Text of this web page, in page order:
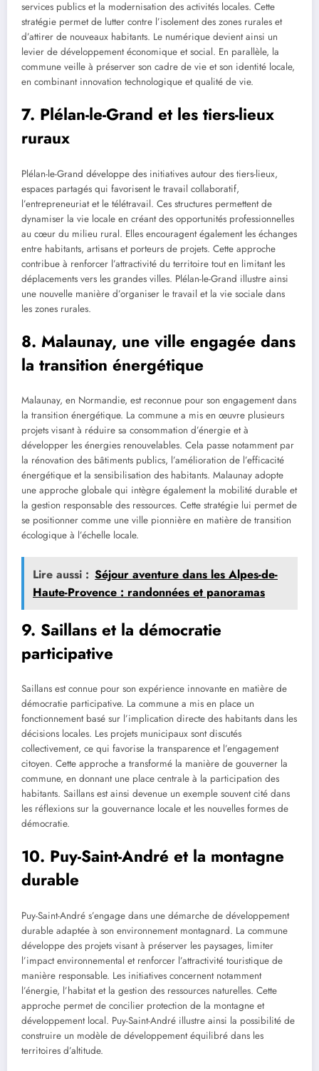
services publics et la modernisation des activités locales. Cette
stratégie permet de lutter contre l’isolement des zones rurales et
d’attirer de nouveaux habitants. Le numérique devient ainsi un
levier de développement économique et social. En parallèle, la
commune veille à préserver son cadre de vie et son identité locale,
en combinant innovation technologique et qualité de vie.
7. Plélan-le-Grand et les tiers-lieux
ruraux
Plélan-le-Grand développe des initiatives autour des tiers-lieux,
espaces partagés qui favorisent le travail collaboratif,
l’entrepreneuriat et le télétravail. Ces structures permettent de
dynamiser la vie locale en créant des opportunités professionnelles
au cœur du milieu rural. Elles encouragent également les échanges
entre habitants, artisans et porteurs de projets. Cette approche
contribue à renforcer l’attractivité du territoire tout en limitant les
déplacements vers les grandes villes. Plélan-le-Grand illustre ainsi
une nouvelle manière d’organiser le travail et la vie sociale dans
les zones rurales.
8. Malaunay, une ville engagée dans
la transition énergétique
Malaunay, en Normandie, est reconnue pour son engagement dans
la transition énergétique. La commune a mis en œuvre plusieurs
projets visant à réduire sa consommation d’énergie et à
développer les énergies renouvelables. Cela passe notamment par
la rénovation des bâtiments publics, l’amélioration de l’efficacité
énergétique et la sensibilisation des habitants. Malaunay adopte
une approche globale qui intègre également la mobilité durable et
la gestion responsable des ressources. Cette stratégie lui permet de
se positionner comme une ville pionnière en matière de transition
écologique à l’échelle locale.
Lire aussi : Séjour aventure dans les Alpes-de-
Haute-Provence : randonnées et panoramas
9. Saillans et la démocratie
participative
Saillans est connue pour son expérience innovante en matière de
démocratie participative. La commune a mis en place un
fonctionnement basé sur l’implication directe des habitants dans les
décisions locales. Les projets municipaux sont discutés
collectivement, ce qui favorise la transparence et l’engagement
citoyen. Cette approche a transformé la manière de gouverner la
commune, en donnant une place centrale à la participation des
habitants. Saillans est ainsi devenue un exemple souvent cité dans
les réflexions sur la gouvernance locale et les nouvelles formes de
démocratie.
10. Puy-Saint-André et la montagne
durable
Puy-Saint-André s’engage dans une démarche de développement
durable adaptée à son environnement montagnard. La commune
développe des projets visant à préserver les paysages, limiter
l’impact environnemental et renforcer l’attractivité touristique de
manière responsable. Les initiatives concernent notamment
l’énergie, l’habitat et la gestion des ressources naturelles. Cette
approche permet de concilier protection de la montagne et
développement local. Puy-Saint-André illustre ainsi la possibilité de
construire un modèle de développement équilibré dans les
territoires d’altitude.